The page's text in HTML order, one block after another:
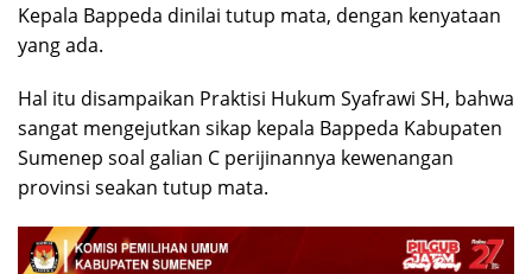
Kepala Bappeda dinilai tutup mata, dengan kenyataan
yang ada.
Hal itu disampaikan Praktisi Hukum Syafrawi SH, bahwa
sangat mengejutkan sikap kepala Bappeda Kabupaten
Sumenep soal galian C perijinannya kewenangan
provinsi seakan tutup mata.